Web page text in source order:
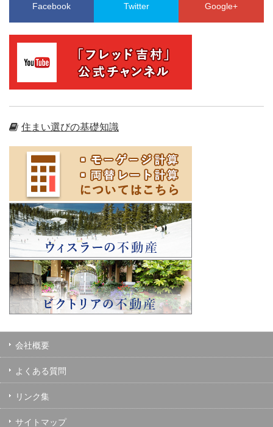
Facebook Twitter Google+
住まい選びの基礎知識
会社概要
よくある質問
リンク集
サイトマップ